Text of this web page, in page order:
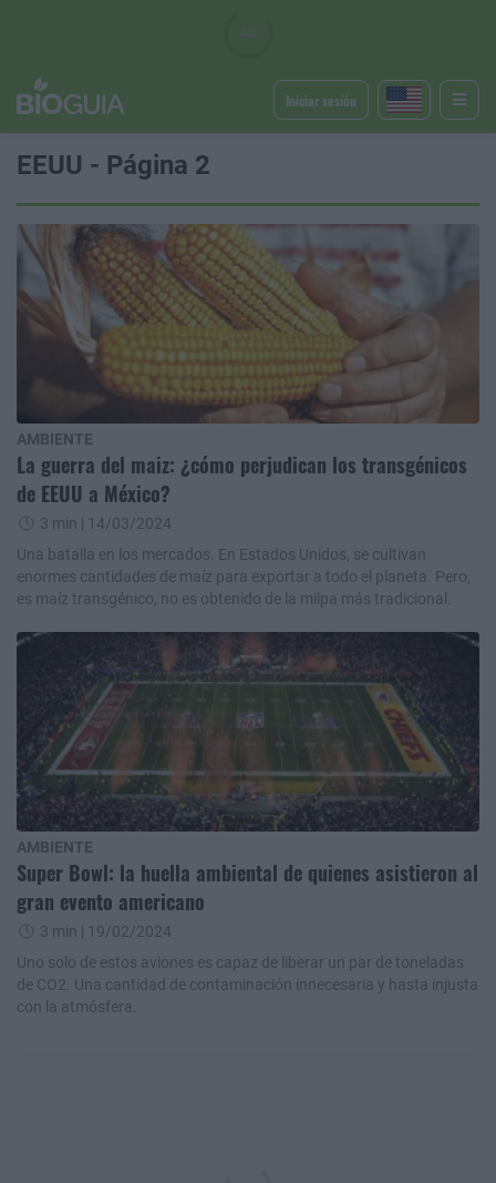
Iniciar sesión
EEUU - Página 2
AMBIENTE
La guerra del maiz: ¿cómo perjudican los transgénicos
de EEUU a México?
3 min | 14/03/2024
Una batalla en los mercados. En Estados Unidos, se cultivan
enormes cantidades de maíz para exportar a todo el planeta. Pero,
es maíz transgénico, no es obtenido de la milpa más tradicional.
AMBIENTE
Super Bowl: la huella ambiental de quienes asistieron al
gran evento americano
3 min | 19/02/2024
Uno solo de estos aviones es capaz de liberar un par de toneladas
de CO2. Una cantidad de contaminación innecesaria y hasta injusta
con la atmósfera.